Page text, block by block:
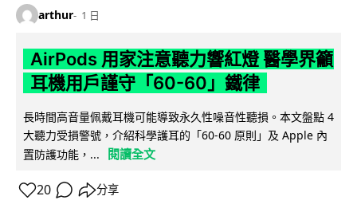
arthur 1 日
AirPods 用家注意聽力響紅燈 醫學界籲
耳機用戶謹守「60-60」鐵律
長時間高音量佩戴耳機可能導致永久性噪音性聽損。本文盤點 4
大聽力受損警號，介紹科學護耳的「60-60 原則」及 Apple 內
置防護功能，...
閱讀全文
20 分享